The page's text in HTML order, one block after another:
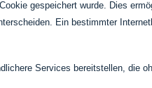
gespeichert wurde. Dies
Ein bestimmter
Services bereitstellen, die